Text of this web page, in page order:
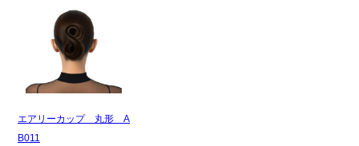
エアリーカップ 丸形 A
B011